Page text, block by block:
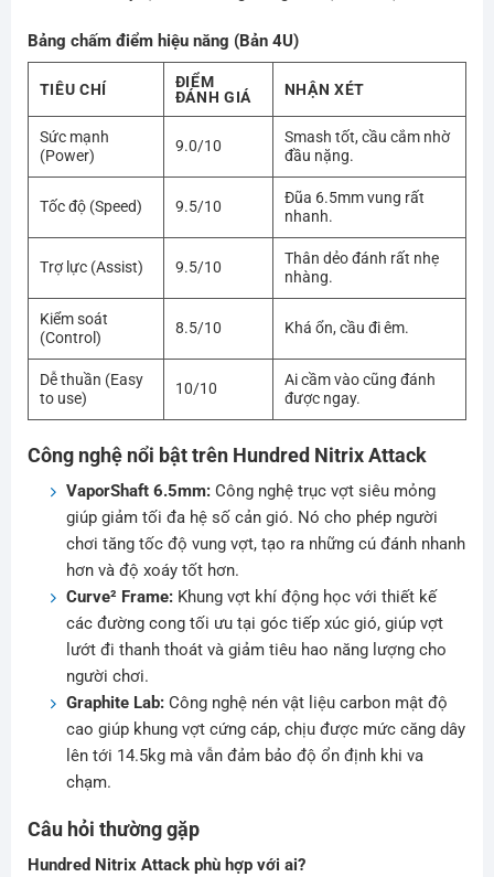
Bảng chấm điểm hiệu năng (Bản 4U)
TIÊU CHÍ
ĐIỂM
ĐÁNH GIÁ
NHẬN XÉT
Sức mạnh
(Power)
9.0/10
Smash tốt, cầu cắm nhờ
đầu nặng.
Tốc độ (Speed) 9.5/10
Đũa 6.5mm vung rất
nhanh.
Trợ lực (Assist) 9.5/10
Thân dẻo đánh rất nhẹ
nhàng.
Kiểm soát
(Control)
8.5/10 Khá ổn, cầu đi êm.
Dễ thuần (Easy
to use)
10/10
Ai cầm vào cũng đánh
được ngay.
Công nghệ nổi bật trên Hundred Nitrix Attack
VaporShaft 6.5mm:Công nghệ trục vợt siêu mỏng
giúp giảm tối đa hệ số cản gió. Nó cho phép người
chơi tăng tốc độ vung vợt, tạo ra những cú đánh nhanh
hơn và độ xoáy tốt hơn.
Curve² Frame:Khung vợt khí động học với thiết kế
các đường cong tối ưu tại góc tiếp xúc gió, giúp vợt
lướt đi thanh thoát và giảm tiêu hao năng lượng cho
người chơi.
Graphite Lab:Công nghệ nén vật liệu carbon mật độ
cao giúp khung vợt cứng cáp, chịu được mức căng dây
lên tới 14.5kg mà vẫn đảm bảo độ ổn định khi va
chạm.
Câu hỏi thường gặp
Hundred Nitrix Attack phù hợp với ai?